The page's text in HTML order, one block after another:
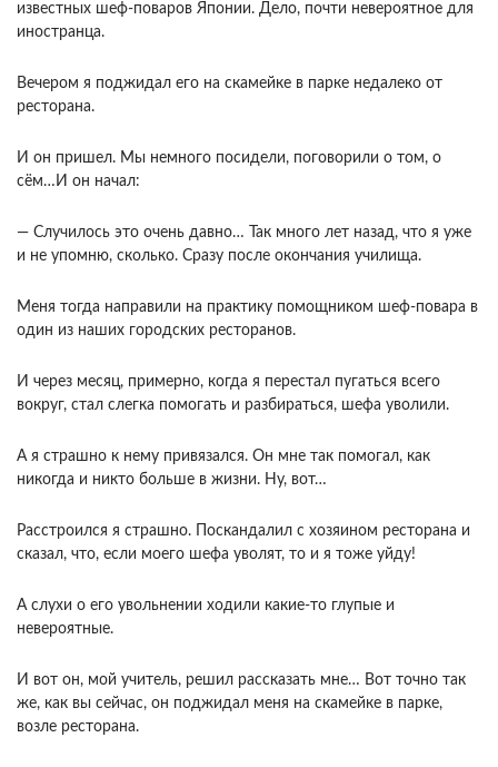
известных шеф-поваров Японии. Дело, почти невероятное для
иностранца.
Вечером я поджидал его на скамейке в парке недалеко от
ресторана.
И он пришел. Мы немного посидели, поговорили о том, о
сём…И он начал:
— Случилось это очень давно… Так много лет назад, что я уже
и не упомню, сколько. Сразу после окончания училища.
Меня тогда направили на практику помощником шеф-повара в
один из наших городских ресторанов.
И через месяц, примерно, когда я перестал пугаться всего
вокруг, стал слегка помогать и разбираться, шефа уволили.
А я страшно к нему привязался. Он мне так помогал, как
никогда и никто больше в жизни. Ну, вот…
Расстроился я страшно. Поскандалил с хозяином ресторана и
сказал, что, если моего шефа уволят, то и я тоже уйду!
А слухи о его увольнении ходили какие-то глупые и
невероятные.
И вот он, мой учитель, решил рассказать мне… Вот точно так
же, как вы сейчас, он поджидал меня на скамейке в парке,
возле ресторана.